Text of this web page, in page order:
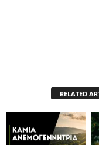
RELATED